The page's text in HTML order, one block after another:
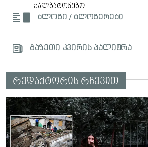
ქალბატონებო
ბლოგი / ბლოგერები
გაზეთი კვირის პალიტრა
რედაქტორის რჩევით